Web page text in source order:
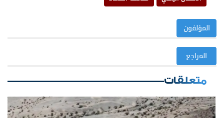
المؤلفون
المراجع
متعلقات